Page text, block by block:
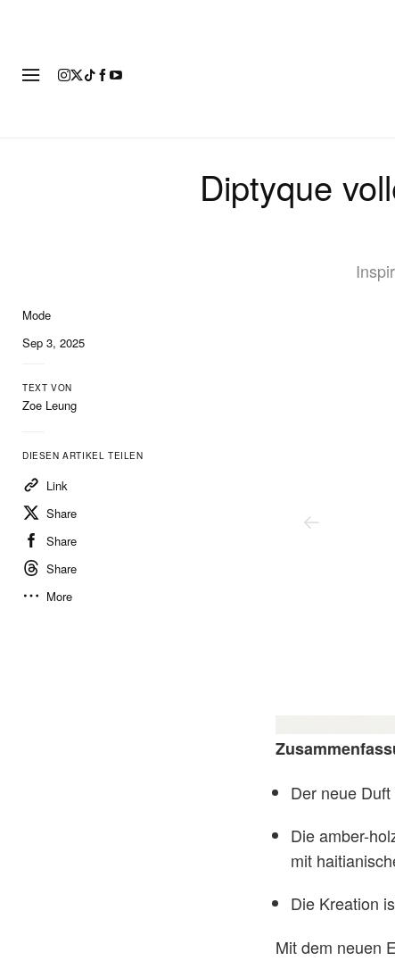
Diptyque
Mode
Sep 3, 2025
TEXT VON
Zoe Leung
DIESEN ARTIKEL TEILEN
Link
Share
Share
Share
More
Der neue
Die amber-
mit
Die Kreation
Mit dem neuen